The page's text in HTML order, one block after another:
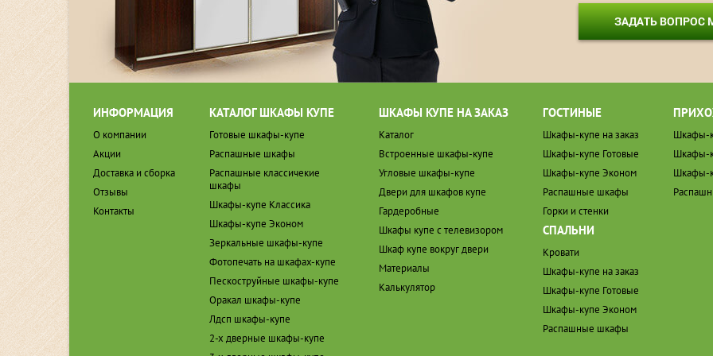
ЗАДАТЬ ВОПРОС
ИНФОРМАЦИЯ
О компании
Акции
Доставка и сборка
Отзывы
Контакты
КАТАЛОГ ШКАФЫ КУПЕ
Готовые шкафы-купе
Распашные шкафы
Распашные классичекие
шкафы
Шкафы-купе Классика
Шкафы-купе Эконом
Зеркальные шкафы-купе
Фотопечать на шкафах-купе
Пескоструйные шкафы-купе
Оракал шкафы-купе
Лдсп шкафы-купе
2-х дверные шкафы-купе
ШКАФЫ КУПЕ НА ЗАКАЗ
Каталог
Встроенные шкафы-купе
Угловые шкафы-купе
Двери для шкафов купе
Гардеробные
Шкафы купе с телевизором
Шкаф купе вокруг двери
Материалы
Калькулятор
ГОСТИНЫЕ
Шкафы-купе на заказ
Шкафы-купе Готовые
Шкафы-купе Эконом
Распашные шкафы
Горки и стенки
СПАЛЬНИ
Кровати
Шкафы-купе на заказ
Шкафы-купе Готовые
Шкафы-купе Эконом
Распашные шкафы
Шкафы-
Шкафы-
Шкафы-